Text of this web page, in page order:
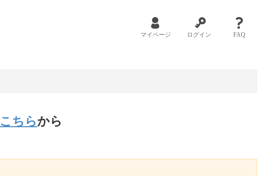
マイページ ログイン FAQ
こちらから